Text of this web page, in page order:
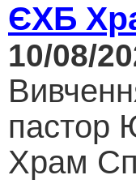
ЄХБ
10/08/
пастор
Храм